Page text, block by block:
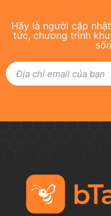
Hãy là người cập
tức, chương trình